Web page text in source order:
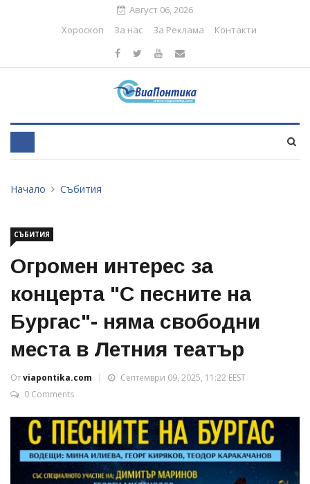
Август 06, 2026
Хороскоп
За нас За Реклама Контакти
Начало Събития
СЪБИТИЯ
Огромен интерес за
концерта "С песните на
Бургас"- няма свободни
места в Летния театър
Отviapontika.com
Септември 09, 2025, 11:22 EEST
0 Comments